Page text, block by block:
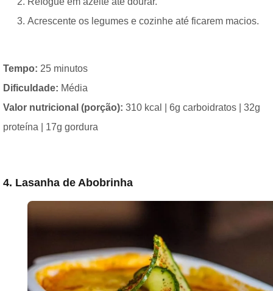
Acrescente os legumes e cozinhe até ficarem macios.
Tempo: 25 minutos
Dificuldade: Média
Valor nutricional (porção): 310 kcal | 6g carboidratos | 32g
proteína | 17g gordura
4. Lasanha de Abobrinha